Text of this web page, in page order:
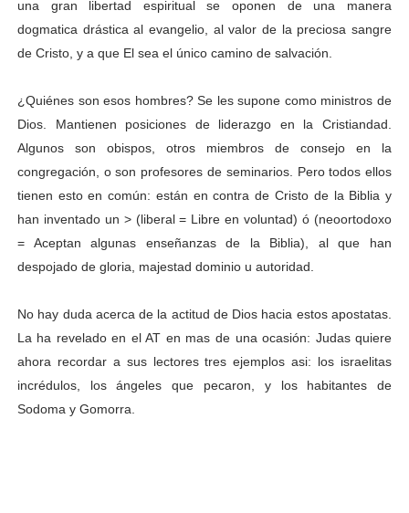
una gran libertad espiritual se oponen de una manera
dogmatica drástica al evangelio, al valor de la preciosa sangre
de Cristo, y a que El sea el único camino de salvación.
¿Quiénes son esos hombres? Se les supone como ministros de
Dios. Mantienen posiciones de liderazgo en la Cristiandad.
Algunos son obispos, otros miembros de consejo en la
congregación, o son profesores de seminarios. Pero todos ellos
tienen esto en común: están en contra de Cristo de la Biblia y
han inventado un > (liberal = Libre en voluntad) ó (neoortodoxo
= Aceptan algunas enseñanzas de la Biblia), al que han
despojado de gloria, majestad dominio u autoridad
No hay duda acerca de la actitud de Dios hacia estos apostatas.
La ha revelado en el AT en mas de una ocasión: Judas quiere
ahora recordar a sus lectores tres ejemplos asi: los israelitas
incrédulos, los ángeles que pecaron, y los habitantes de
Sodoma y Gomorra.